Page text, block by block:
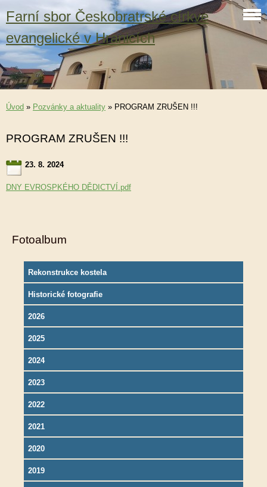
Farní sbor Českobratrské církve
evangelické v Hranicích
Úvod » Pozvánky a aktuality » PROGRAM ZRUŠEN !!!
PROGRAM ZRUŠEN !!!
23. 8. 2024
DNY EVROSPKÉHO DĚDICTVÍ.pdf
Fotoalbum
Rekonstrukce kostela
Historické fotografie
2026
2025
2024
2023
2022
2021
2020
2019